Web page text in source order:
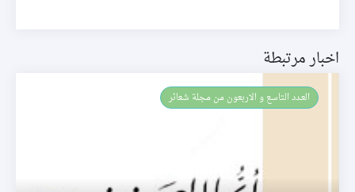
اخبار مرتبطة
العـدد التاسع و الاربعون من مجلة شعائر